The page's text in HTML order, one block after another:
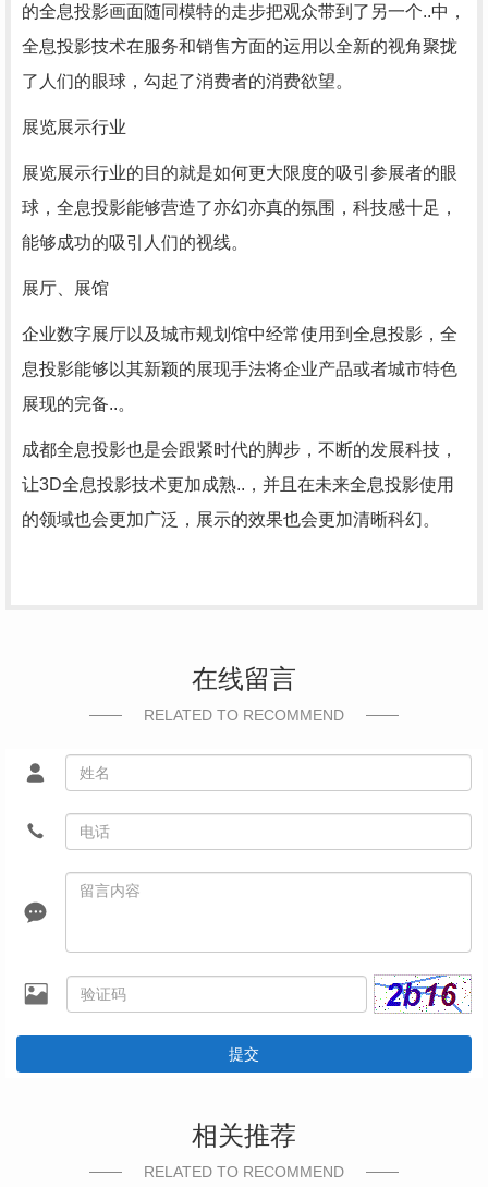
的全息投影画面随同模特的走步把观众带到了另一个..中，
全息投影技术在服务和销售方面的运用以全新的视角聚拢
了人们的眼球，勾起了消费者的消费欲望。
展览展示行业
展览展示行业的目的就是如何更大限度的吸引参展者的眼
球，全息投影能够营造了亦幻亦真的氛围，科技感十足，
能够成功的吸引人们的视线。
展厅、展馆
企业数字展厅以及城市规划馆中经常使用到全息投影，全
息投影能够以其新颖的展现手法将企业产品或者城市特色
展现的完备..。
成都全息投影也是会跟紧时代的脚步，不断的发展科技，
让3D全息投影技术更加成熟..，并且在未来全息投影使用
的领域也会更加广泛，展示的效果也会更加清晰科幻。
在线留言
RELATED TO RECOMMEND
提交
相关推荐
RELATED TO RECOMMEND